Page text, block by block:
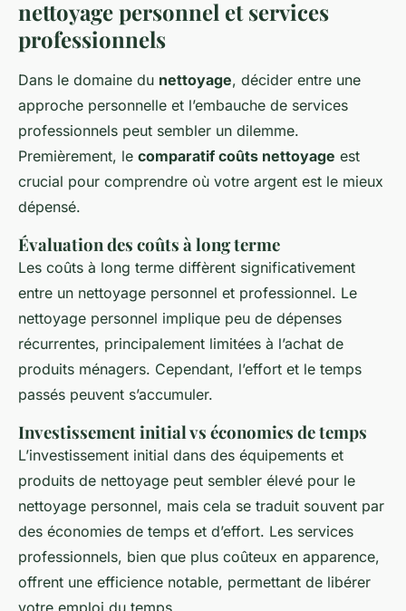
nettoyage personnel et services
professionnels
Dans le domaine du nettoyage, décider entre une
approche personnelle et l’embauche de services
professionnels peut sembler un dilemme.
Premièrement, le comparatif coûts nettoyage est
crucial pour comprendre où votre argent est le mieux
dépensé.
Évaluation des coûts à long terme
Les coûts à long terme diffèrent significativement
entre un nettoyage personnel et professionnel. Le
nettoyage personnel implique peu de dépenses
récurrentes, principalement limitées à l’achat de
produits ménagers. Cependant, l’effort et le temps
passés peuvent s’accumuler.
Investissement initial vs économies de temps
L’investissement initial dans des équipements et
produits de nettoyage peut sembler élevé pour le
nettoyage personnel, mais cela se traduit souvent par
des économies de temps et d’effort. Les services
professionnels, bien que plus coûteux en apparence,
offrent une efficience notable, permettant de libérer